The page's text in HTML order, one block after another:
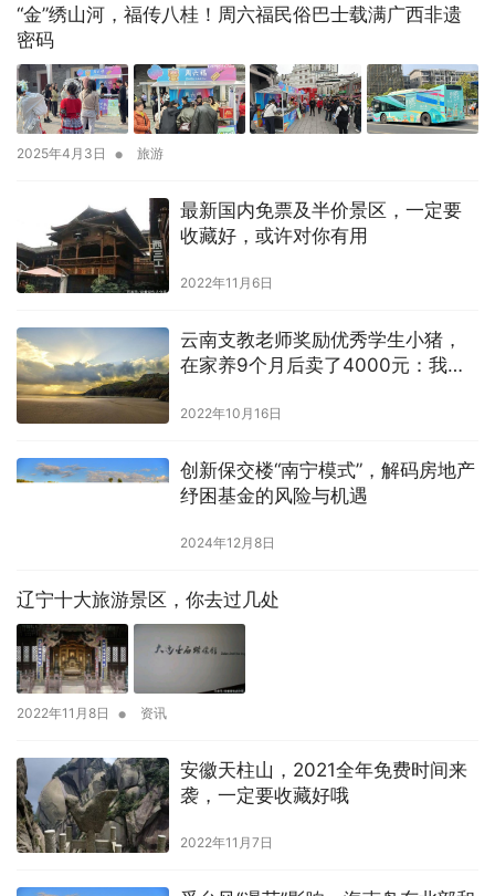
“金”绣山河，福传八桂！周六福民俗巴士载满广西非遗
密码
2025年4月3日 • 旅游
最新国内免票及半价景区，一定要
收藏好，或许对你有用
2022年11月6日
云南支教老师奖励优秀学生小猪，
在家养9个月后卖了4000元：我也
2022年10月16日
创新保交楼“南宁模式”，解码房地产
纾困基金的风险与机遇
2024年12月8日
辽宁十大旅游景区，你去过几处
2022年11月8日 • 资讯
安徽天柱山，2021全年免费时间来
袭，一定要收藏好哦
2022年11月7日